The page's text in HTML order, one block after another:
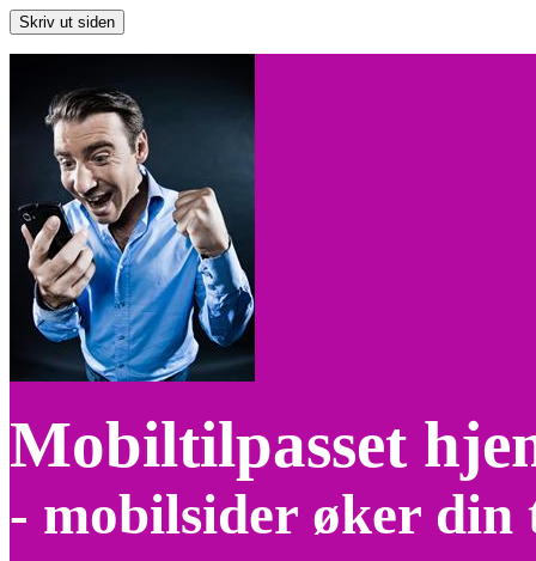
Mobiltilpasset
- mobilsider øker din